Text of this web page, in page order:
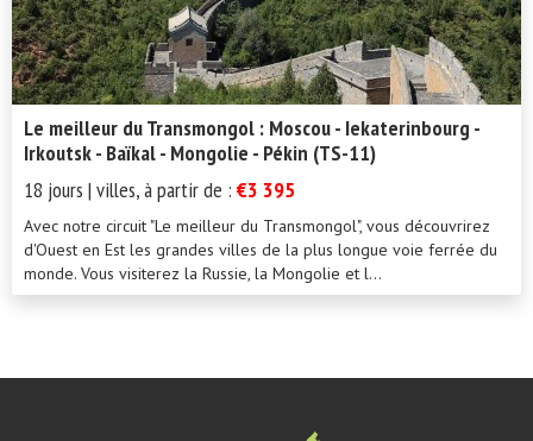
Le meilleur du Transmongol : Moscou - Iekaterinbourg -
Irkoutsk - Baïkal - Mongolie - Pékin (TS-11)
18 jours | villes, à partir de :€3 395
Avec notre circuit "Le meilleur du Transmongol", vous découvrirez
d'Ouest en Est les grandes villes de la plus longue voie ferrée du
monde. Vous visiterez la Russie, la Mongolie et l...